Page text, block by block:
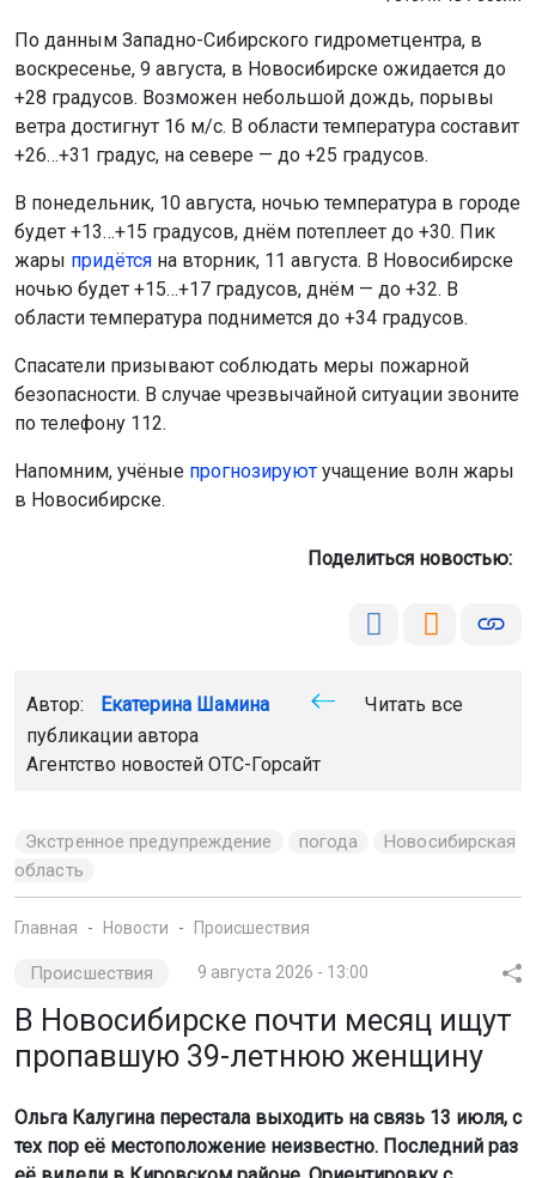
в Новосибирске.
Поделиться новостью:
Автор: Екатерина Шамина
Читать все
публикации автора
Агентство новостей ОТС-Горсайт
Экстренное предупреждение погода
Новосибирская
область
Главная Новости Происшествия
В Новосибирске почти месяц ищут
пропавшую 39-летнюю женщину
тех пор её местоположение неизвестно. Последний раз
её видели в Кировском районе. Ориентировку с
приметами горожанки опубликовали в группе
Фото: группа «Поисковый отряд ЛизаАлерт Новосибирской
области» во «ВКонтакте»